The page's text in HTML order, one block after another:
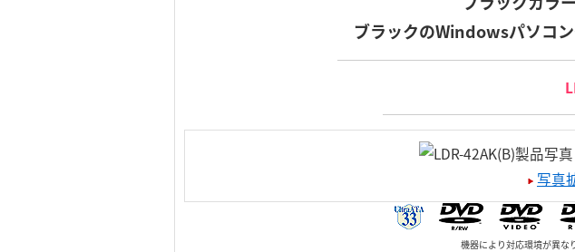
ブラックのWindowsパソコ
写真
機器により対応環境が異な